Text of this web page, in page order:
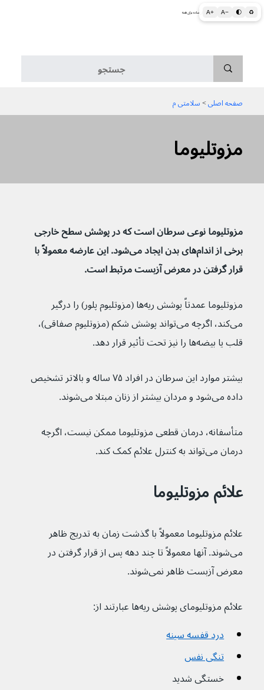
A+ A− 🌓 ♻ اطلاعات پزشکی و بهداشتی به زبان ساده برای همه
مزوتلیوما
صفحه اصلی > سلامتی م
مزوتلیوما نوعی سرطان است که در پوشش سطح خارجی
برخی از اندام‌های بدن ایجاد می‌شود. این عارضه معمولاً با
قرار گرفتن در معرض آزبست مرتبط است.
مزوتلیوما عمدتاً پوشش ریه‌ها (مزوتلیوم پلور) را درگیر
می‌کند، اگرچه می‌تواند پوشش شکم (مزوتلیوم صفاقی)،
قلب یا بیضه‌ها را نیز تحت تأثیر قرار دهد.
بیشتر موارد این سرطان در افراد ۷۵ ساله و بالاتر تشخیص
داده می‌شود و مردان بیشتر از زنان مبتلا می‌شوند.
متأسفانه، درمان قطعی مزوتلیوما ممکن نیست، اگرچه
درمان می‌تواند به کنترل علائم کمک کند.
علائم مزوتلیوما
علائم مزوتلیوما معمولاً با گذشت زمان به تدریج ظاهر
می‌شوند. آنها معمولاً تا چند دهه پس از قرار گرفتن در
معرض آزبست ظاهر نمی‌شوند.
علائم مزوتلیومای پوشش ریه‌ها عبارتند از:
درد قفسه سینه
تنگی نفس
خستگی شدید